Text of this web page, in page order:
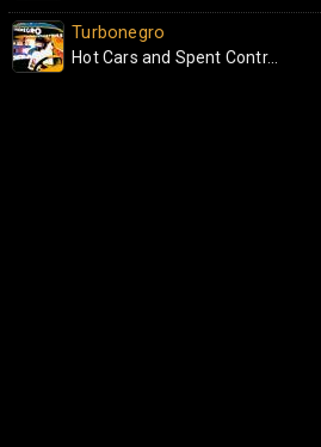
Turbonegro
Hot Cars and Spent Contr...